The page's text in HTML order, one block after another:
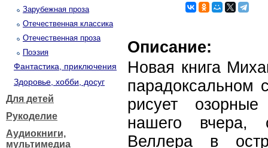
Зарубежная проза
Отечественная классика
Отечественная проза
Поэзия
Фантастика, приключения
Здоровье, хобби, досуг
Для детей
Рукоделие
Аудиокниги,
мультимедиа
Описание:
Новая книга
парадоксальном
рисует
нашего вчера,
Веллера в